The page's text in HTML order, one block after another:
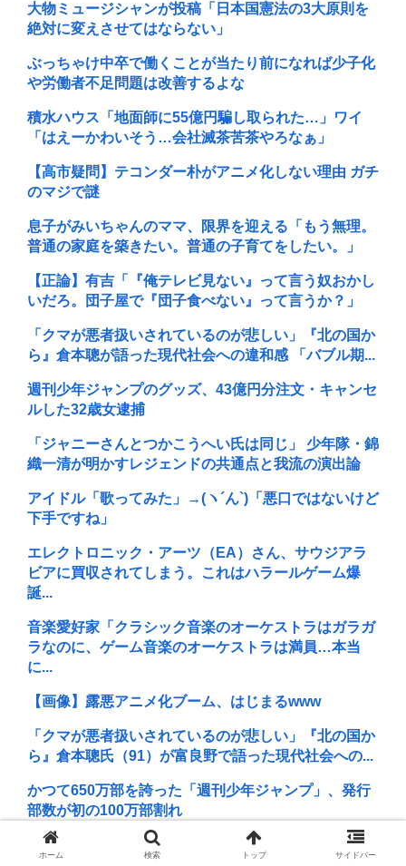
大物ミュージシャンが投稿「日本国憲法の3大原則を
絶対に変えさせてはならない」
ぶっちゃけ中卒で働くことが当たり前になれば少子化
や労働者不足問題は改善するよな
積水ハウス「地面師に55億円騙し取られた…」ワイ
「はえーかわいそう…会社滅茶苦茶やろなぁ」
【高市疑問】テコンダー朴がアニメ化しない理由 ガチ
のマジで謎
息子がみいちゃんのママ、限界を迎える「もう無理。
普通の家庭を築きたい。普通の子育てをしたい。」
【正論】有吉「『俺テレビ見ない』って言う奴おかし
いだろ。団子屋で『団子食べない』って言うか？」
「クマが悪者扱いされているのが悲しい」『北の国か
ら』倉本聰が語った現代社会への違和感 「バブル期...
週刊少年ジャンプのグッズ、43億円分注文・キャンセ
ルした32歳女逮捕
「ジャニーさんとつかこうへい氏は同じ」 少年隊・錦
織一清が明かすレジェンドの共通点と我流の演出論
アイドル「歌ってみた」→(ヽ´ん`)「悪口ではないけど
下手ですね」
エレクトロニック・アーツ（EA）さん、サウジアラ
ビアに買収されてしまう。これはハラールゲーム爆
誕...
音楽愛好家「クラシック音楽のオーケストラはガラガ
ラなのに、ゲーム音楽のオーケストラは満員…本当
に...
【画像】露悪アニメ化ブーム、はじまるwww
「クマが悪者扱いされているのが悲しい」『北の国か
ら』倉本聰氏（91）が富良野で語った現代社会への...
かつて650万部を誇った「週刊少年ジャンプ」、発行
部数が初の100万部割れ
NHKでも性加害！番組出演者X特定なら降板ドミノ 被
ホーム 検索 トップ サイドバー